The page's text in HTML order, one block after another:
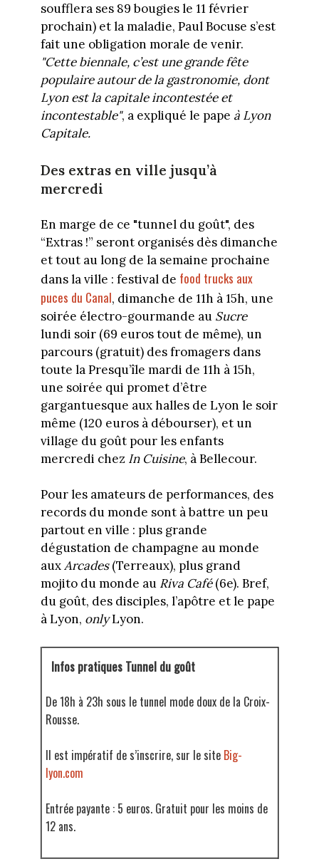
soufflera ses 89 bougies le 11 février
prochain) et la maladie, Paul Bocuse s’est
fait une obligation morale de venir.
"Cette biennale, c’est une grande fête
populaire autour de la gastronomie, dont
Lyon est la capitale incontestée et
incontestable", a expliqué le pape à Lyon
Capitale.
Des extras en ville jusqu’à
mercredi
En marge de ce "tunnel du goût", des
“Extras !” seront organisés dès dimanche
et tout au long de la semaine prochaine
dans la ville : festival de food trucks aux
puces du Canal, dimanche de 11h à 15h, une
soirée électro-gourmande au Sucre
lundi soir (69 euros tout de même), un
parcours (gratuit) des fromagers dans
toute la Presqu’île mardi de 11h à 15h,
une soirée qui promet d’être
gargantuesque aux halles de Lyon le soir
même (120 euros à débourser), et un
village du goût pour les enfants
mercredi chez In Cuisine, à Bellecour.
Pour les amateurs de performances, des
records du monde sont à battre un peu
partout en ville : plus grande
dégustation de champagne au monde
auxArcades(Terreaux), plus grand
mojito du monde au Riva Café(6e). Bref,
du goût, des disciples, l’apôtre et le pape
à Lyon, onlyLyon.
Infos pratiques Tunnel du goût
De 18h à 23h sous le tunnel mode doux de la Croix-
Rousse.
Il est impératif de s’inscrire, sur le site Big-
lyon.com
Entrée payante : 5 euros. Gratuit pour les moins de
12 ans.